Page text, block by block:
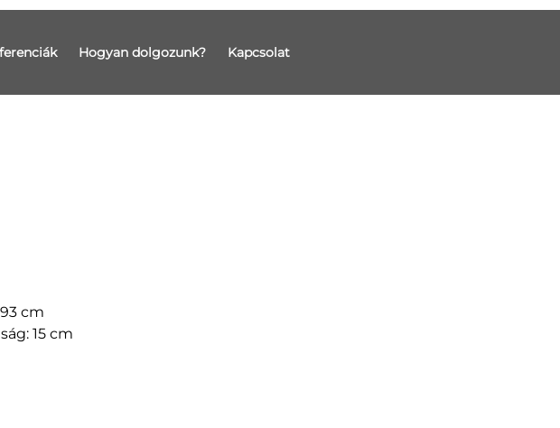
Hogyan dolgozunk? Kapcsolat
cm
15 cm